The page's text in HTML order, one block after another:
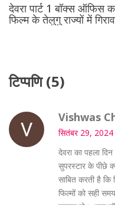
देवरा पार्ट 1 बॉक्स
फिल्म के तेलुगु राज्यों में
टिप्पणि (5)
Vishwas
सितंबर 29, 2024
देवरा का पहला
सुपरस्टार के पीछे
साबित करती है
फिल्मों को सही